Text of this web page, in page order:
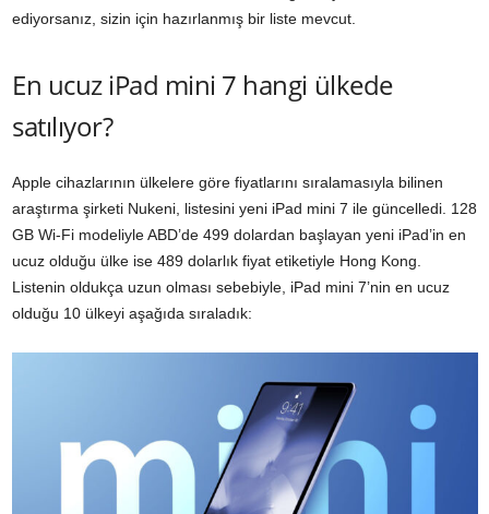
ediyorsanız, sizin için hazırlanmış bir liste mevcut.
En ucuz iPad mini 7 hangi ülkede
satılıyor?
Apple cihazlarının ülkelere göre fiyatlarını sıralamasıyla bilinen
araştırma şirketi Nukeni, listesini yeni iPad mini 7 ile güncelledi. 128
GB Wi-Fi modeliyle ABD’de 499 dolardan başlayan yeni iPad’in en
ucuz olduğu ülke ise 489 dolarlık fiyat etiketiyle Hong Kong.
Listenin oldukça uzun olması sebebiyle, iPad mini 7’nin en ucuz
olduğu 10 ülkeyi aşağıda sıraladık: